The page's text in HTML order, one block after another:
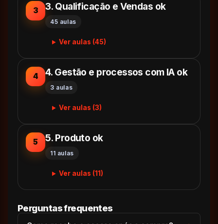
3 3. Qualificação e Vendas ok
45 aulas
Ver aulas (45)
4 4. Gestão e processos com IA ok
3 aulas
Ver aulas (3)
5 5. Produto ok
11 aulas
Ver aulas (11)
Perguntas frequentes